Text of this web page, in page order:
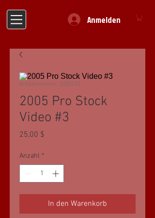
Anmelden
Artikelnummer: 2005123
2005 Pro Stock
Video #3
25,00 $
Anzahl *
In den Warenkorb